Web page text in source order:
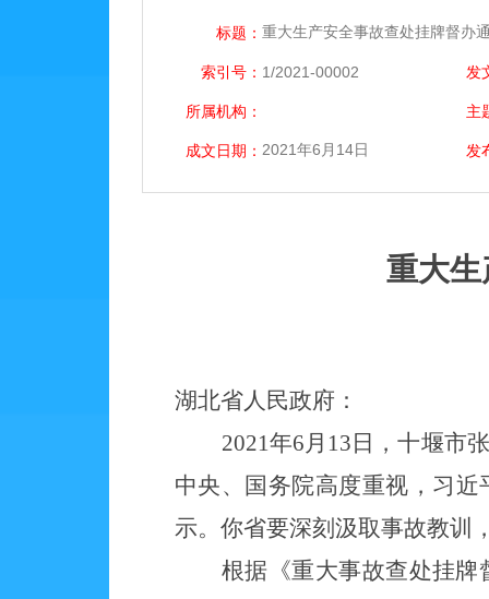
标题： 重大生产安全事故查处挂牌督办
索引号： 1/2021-00002 发
所属机构： 主
成文日期： 2021年6月14日 发
重大
湖北省人民政府：
2021年6月13日，十堰市
中央、国务院高度重视 ， 习近
示。你省要深刻汲取事故教训
根据《重大事故查处挂